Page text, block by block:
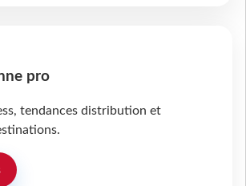
pro
tendances distribution et